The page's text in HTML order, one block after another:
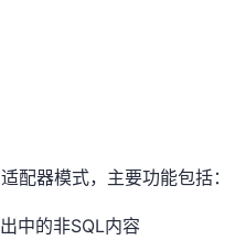
配器模式，主要功能包括：
中的非SQL内容